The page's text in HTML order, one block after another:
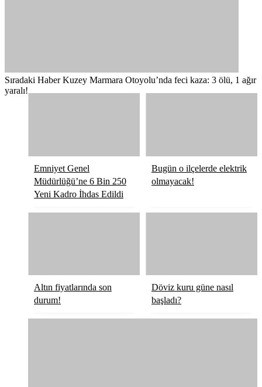
Sıradaki Haber Kuzey Marmara Otoyolu’nda feci kaza: 3 ölü, 1 ağır
yaralı!
Emniyet Genel
Müdürlüğü’ne 6 Bin 250
Yeni Kadro İhdas Edildi
Bugün o ilçelerde elektrik
olmayacak!
Altın fiyatlarında son
durum!
Döviz kuru güne nasıl
başladı?